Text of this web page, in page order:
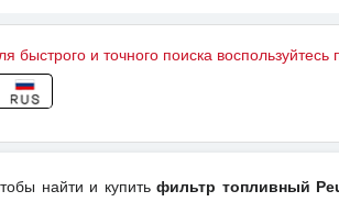
быстрого и точного поиска
найти и купитьфильтр топливный